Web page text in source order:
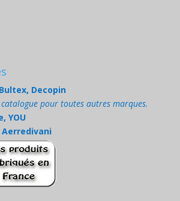
Decopin
pour toutes autres marques.
YOU
Aerredivani